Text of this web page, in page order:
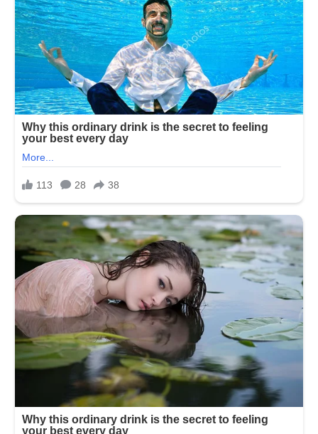
તો
એક
વાર
દર્શન
કરીલો
કાહવાના
ગોગા
મહારાજના